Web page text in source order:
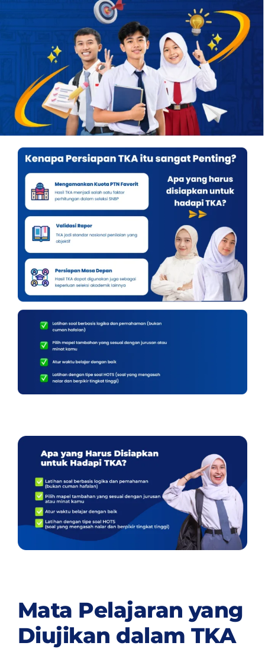
OUR PROGRAM
REGISTRATION
CONTACT US
Mata Pelajaran yang
Diujikan dalam TKA